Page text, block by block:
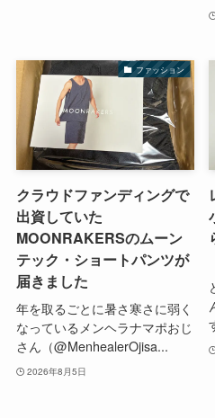
ファッション
クラウドファンディングで
出資していた
MOONRAKERSのムーン
テック・ショートパンツが
届きました
年を取るごとに暑さ寒さに弱く
なっているメンヘラナマポおじ
さん（@MenhealerOjisa...
2026年8月5日